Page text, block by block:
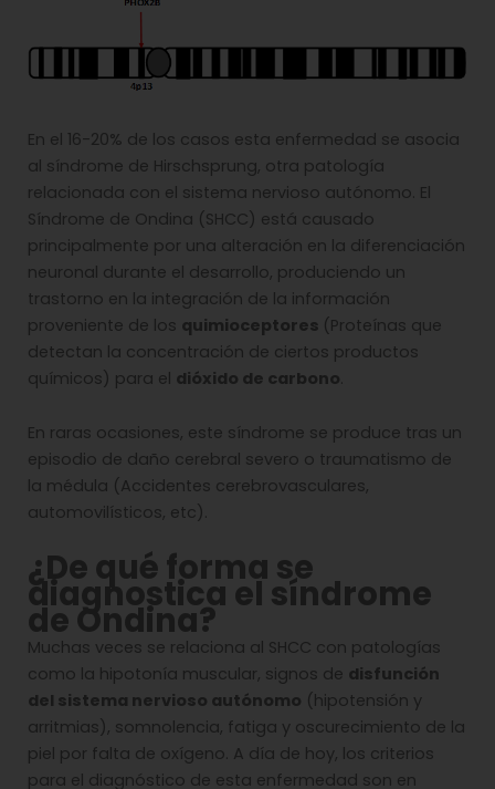
En el 16-20% de los casos esta enfermedad se asocia
al síndrome de Hirschsprung, otra patología
relacionada con el sistema nervioso autónomo. El
Síndrome de Ondina (SHCC) está causado
principalmente por una alteración en la diferenciación
neuronal durante el desarrollo, produciendo un
trastorno en la integración de la información
proveniente de los quimioceptores (Proteínas que
detectan la concentración de ciertos productos
químicos) para el dióxido de carbono.
En raras ocasiones, este síndrome se produce tras un
episodio de daño cerebral severo o traumatismo de
la médula (Accidentes cerebrovasculares,
automovilísticos, etc).
¿De qué forma se
diagnostica el síndrome
de Ondina?
Muchas veces se relaciona al SHCC con patologías
como la hipotonía muscular, signos de disfunción
del sistema nervioso autónomo (hipotensión y
arritmias), somnolencia, fatiga y oscurecimiento de la
piel por falta de oxígeno. A día de hoy, los criterios
para el diagnóstico de esta enfermedad son en